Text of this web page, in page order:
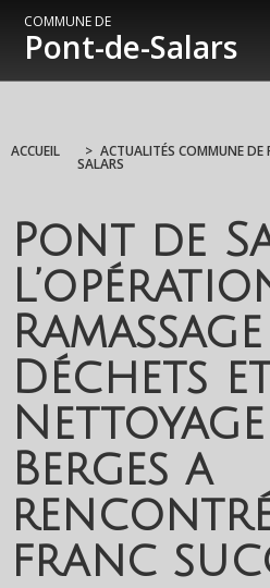
COMMUNE DE
Pont-de-Salars
ACCUEIL > ACTUALITÉS COMMUNE
SALARS
Pont de
Déchets
Berges a
franc